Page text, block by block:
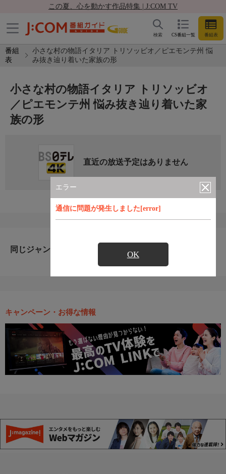
この夏、心を動かす作品特集 | J:COM TV
CS番組一覧 番組表
検索
番組
表
小さな村の物語イタリア トリソッビオ／ピエモンテ州 悩
み抜き辿り着いた家族の形
エラー
通信に問題が発生しました[error]
OK
小さな村の物語イタリア トリソッビオ
／ピエモンテ州 悩み抜き辿り着いた家
族の形
直近の放送予定はありません
同じジャンルのおすすめ番組
キャンペーン・お得な情報